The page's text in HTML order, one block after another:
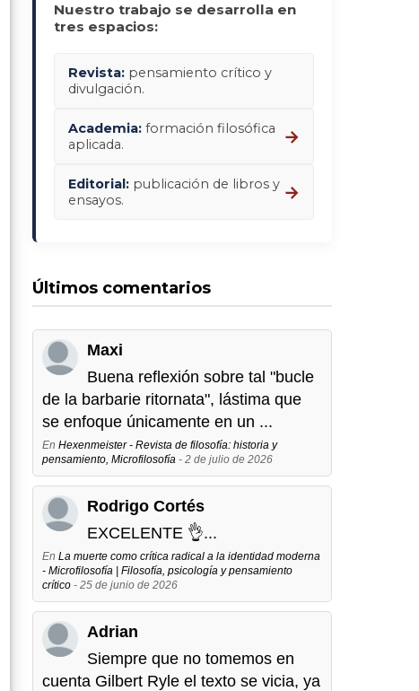
Nuestro trabajo se desarrolla en
tres espacios:
Revista: pensamiento crítico y
divulgación.
Academia: formación filosófica
aplicada.
→
Editorial: publicación de libros y
ensayos.
→
Últimos comentarios
Maxi
Buena reflexión sobre tal "bucle
de la barbarie ritornata", lástima que
se enfoque únicamente en un ...
En Hexenmeister - Revista de filosofía: historia y
pensamiento, Microfilosofía - 2 de julio de 2026
Rodrigo Cortés
EXCELENTE 👌...
En La muerte como crítica radical a la identidad moderna
- Microfilosofía | Filosofía, psicología y pensamiento
crítico - 25 de junio de 2026
Adrian
Siempre que no tomemos en
cuenta Gilbert Ryle el texto se vicia, ya